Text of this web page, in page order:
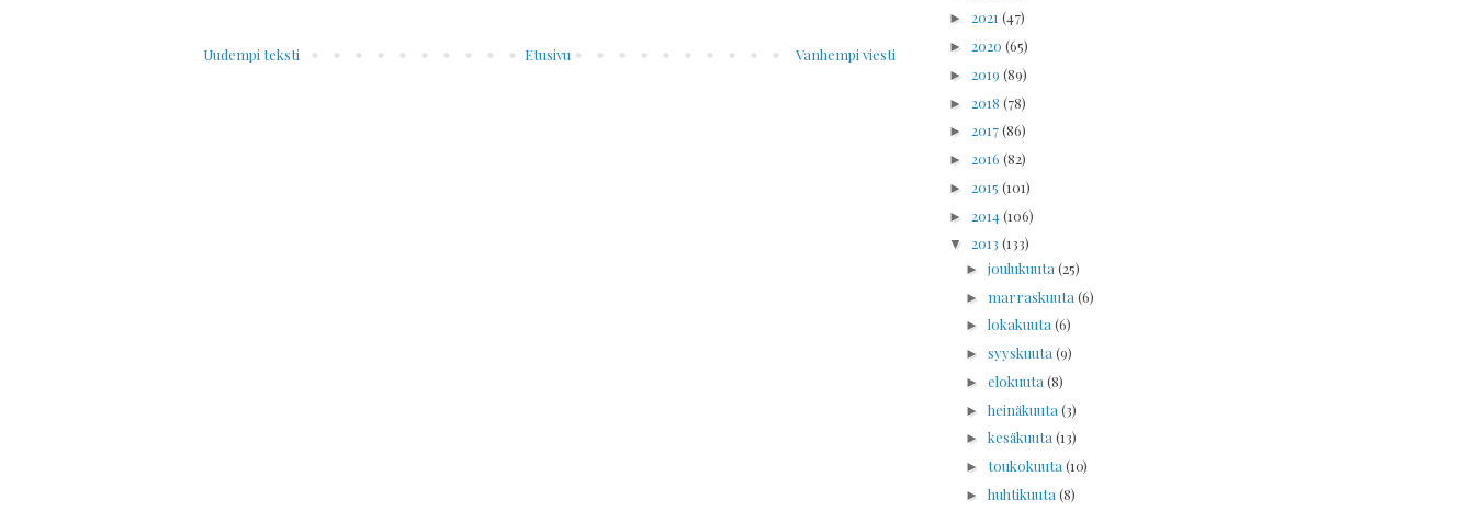
Uudempi teksti Vanhempi viesti
Etusivu
► 2021 (47)
► 2020 (65)
► 2019 (89)
► 2018 (78)
► 2017(86)
► 2016 (82)
► 2015 (101)
► 2014(106)
▼ 2013 (133)
►joulukuuta(25)
► marraskuuta(6)
►lokakuuta(6)
►syyskuuta(9)
►elokuuta(8)
►heinäkuuta(3)
►kesäkuuta(13)
►toukokuuta(10)
►huhtikuuta(8)